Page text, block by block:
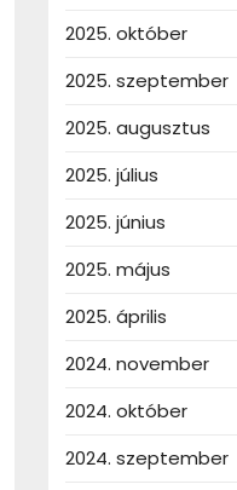
2025. október
2025. szeptember
2025. augusztus
2025. július
2025. június
2025. május
2025. április
2024. november
2024. október
2024. szeptember